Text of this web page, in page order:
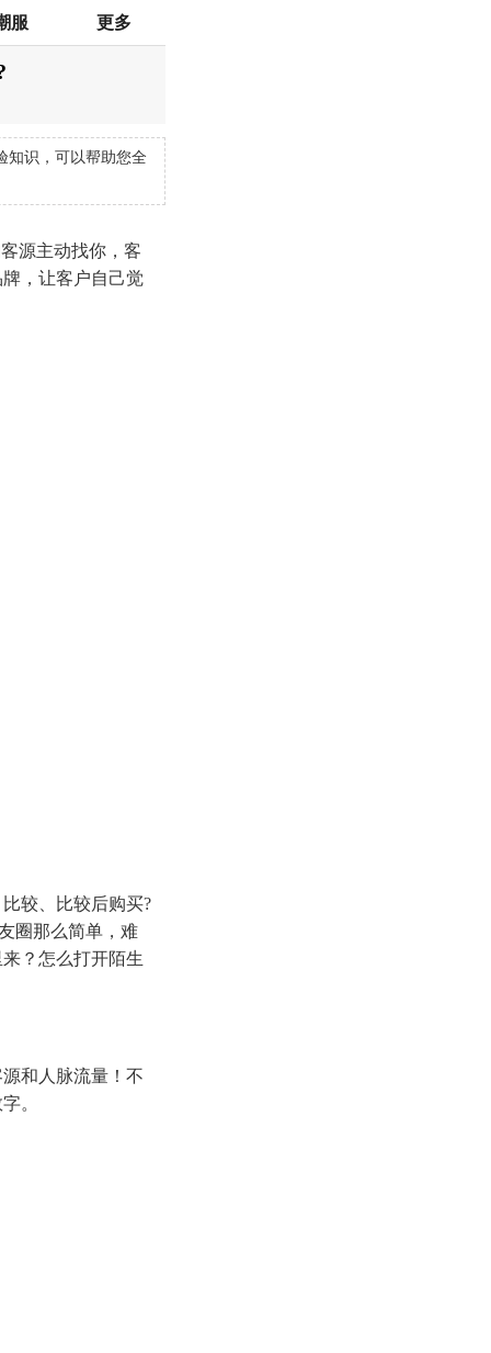
服 更多
知识，可以帮助您全
源主动找你，客
，让客户自己觉
较、比较后购买?
圈那么简单，难
？怎么打开陌生
和人脉流量！不
。